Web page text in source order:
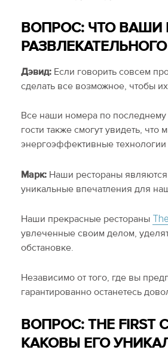
ВОПРОС: ЧТО ВАШИ
РАЗВЛЕКАТЕЛЬНОГО
Дэвид: Если говорить совсем
сделать все возможное, чтобы
Все наши номера по последнему
гости также смогут увидеть,
энергоэффективные
Марк: Наши рестораны
уникальные впечатления для
Наши прекрасные рестораны
увлеченные своим делом,
обстановке.
Независимо от того, где вы
гарантированно останетесь
ВОПРОС: THE FIRST
КАКОВЫ ЕГО